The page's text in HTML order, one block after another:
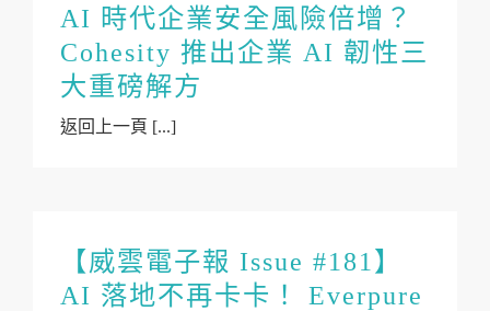
AI 時代企業安全風險倍增？
Cohesity 推出企業 AI 韌性三
大重磅解方
返回上一頁 [...]
【威雲電子報 Issue #181】
AI 落地不再卡卡！ Everpure